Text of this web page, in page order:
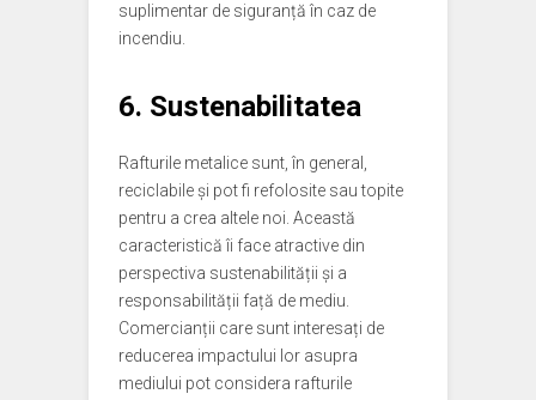
suplimentar de siguranță în caz de
incendiu.
6. Sustenabilitatea
Rafturile metalice sunt, în general,
reciclabile și pot fi refolosite sau topite
pentru a crea altele noi. Această
caracteristică îi face atractive din
perspectiva sustenabilității și a
responsabilității față de mediu.
Comercianții care sunt interesați de
reducerea impactului lor asupra
mediului pot considera rafturile